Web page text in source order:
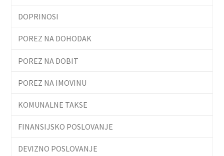
DOPRINOSI
POREZ NA DOHODAK
POREZ NA DOBIT
POREZ NA IMOVINU
KOMUNALNE TAKSE
FINANSIJSKO POSLOVANJE
DEVIZNO POSLOVANJE